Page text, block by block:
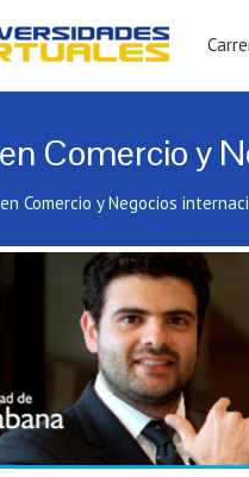
Comercio y
Comercio y Negocios